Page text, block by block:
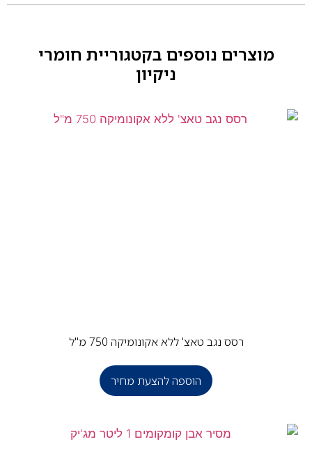
מוצרים נוספים בקטגורייתחומרי
ניקיון
רסס נגב טאצ' ללא אקונומיקה 750 מ"ל
הוספה להצעת מחיר